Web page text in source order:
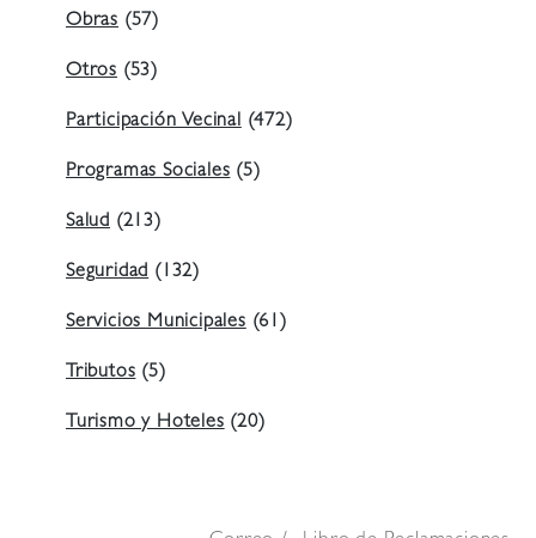
Obras (57)
Otros (53)
Participación Vecinal(472)
Programas Sociales(5)
Salud (213)
Seguridad(132)
Servicios Municipales(61)
Tributos(5)
Turismo y Hoteles(20)